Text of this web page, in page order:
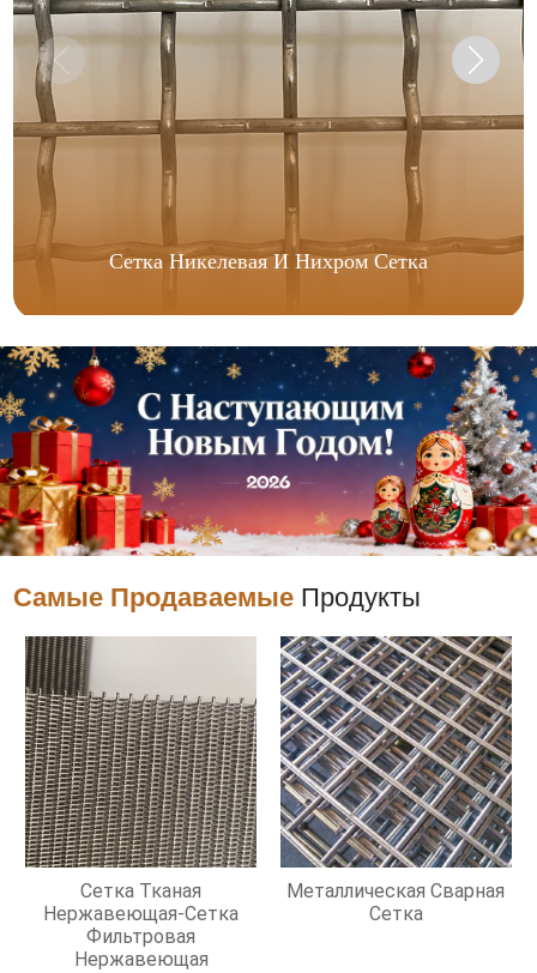
Сетка Никелевая И Нихром Сетка
Самые Продаваемые Продукты
Сетка Тканая
Нержавеющая-Сетка
Фильтровая
Нержавеющая
Металлическая Сварная
Сетка